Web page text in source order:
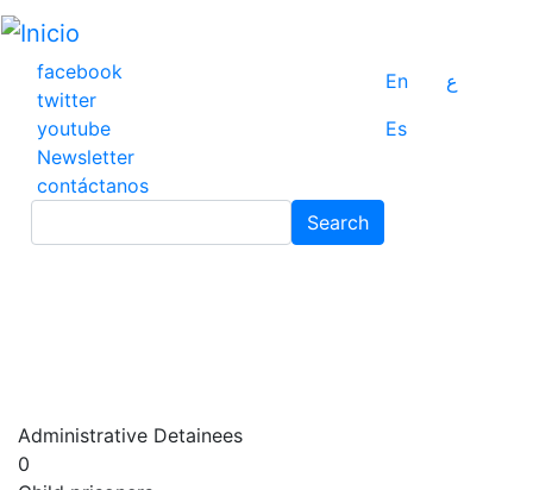
Pasar
contenido
principal
facebook
twitter
youtube
Newsletter
contáctanos
En
ع
Es
Search
Administrative Detainees
0